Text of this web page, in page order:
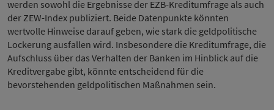
werden sowohl die Ergebnisse der EZB-Kreditumfrage als auch
der ZEW-Index publiziert. Beide Datenpunkte könnten
wertvolle Hinweise darauf geben, wie stark die geldpolitische
Lockerung ausfallen wird. Insbesondere die Kreditumfrage, die
Aufschluss über das Verhalten der Banken im Hinblick auf die
Kreditvergabe gibt, könnte entscheidend für die
bevorstehenden geldpolitischen Maßnahmen sein.